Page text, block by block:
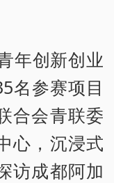
年创新创业
名参赛项目
合会青联委
心，沉浸式
访成都阿加